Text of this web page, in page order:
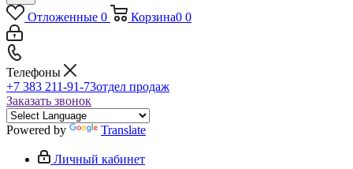
Отложенные 0 Корзина0 0
Телефоны
+7 383 211-91-73отдел продаж
Заказать звонок
Powered by Translate
Личный кабинет